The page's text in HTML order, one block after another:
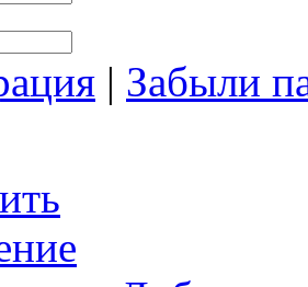
| Забыли